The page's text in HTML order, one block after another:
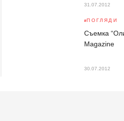
31.07.2012
ПОГЛЯДИ
Съемка
Magazine
30.07.2012